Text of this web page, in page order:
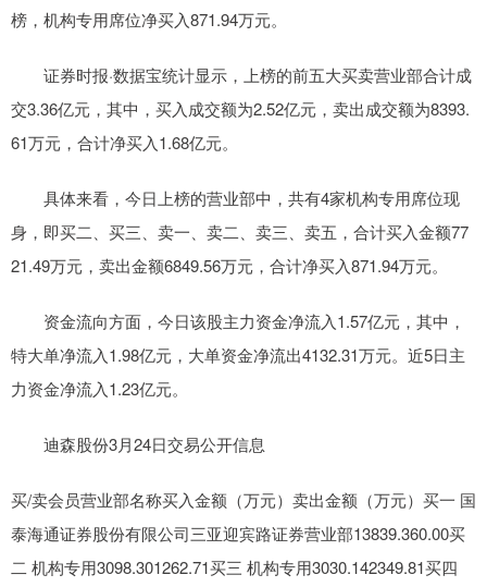
榜，机构专用席位净买入871.94万元。
证券时报·数据宝统计显示，上榜的前五大买卖营业部合计成
交3.36亿元，其中，买入成交额为2.52亿元，卖出成交额为8393.
61万元，合计净买入1.68亿元。
具体来看，今日上榜的营业部中，共有4家机构专用席位现
身，即买二、买三、卖一、卖二、卖三、卖五，合计买入金额77
21.49万元，卖出金额6849.56万元，合计净买入871.94万元。
资金流向方面，今日该股主力资金净流入1.57亿元，其中，
特大单净流入1.98亿元，大单资金净流出4132.31万元。近5日主
力资金净流入1.23亿元。
迪森股份3月24日交易公开信息
买/卖会员营业部名称买入金额（万元）卖出金额（万元）买一 国
泰海通证券股份有限公司三亚迎宾路证券营业部13839.360.00买
二 机构专用3098.301262.71买三 机构专用3030.142349.81买四